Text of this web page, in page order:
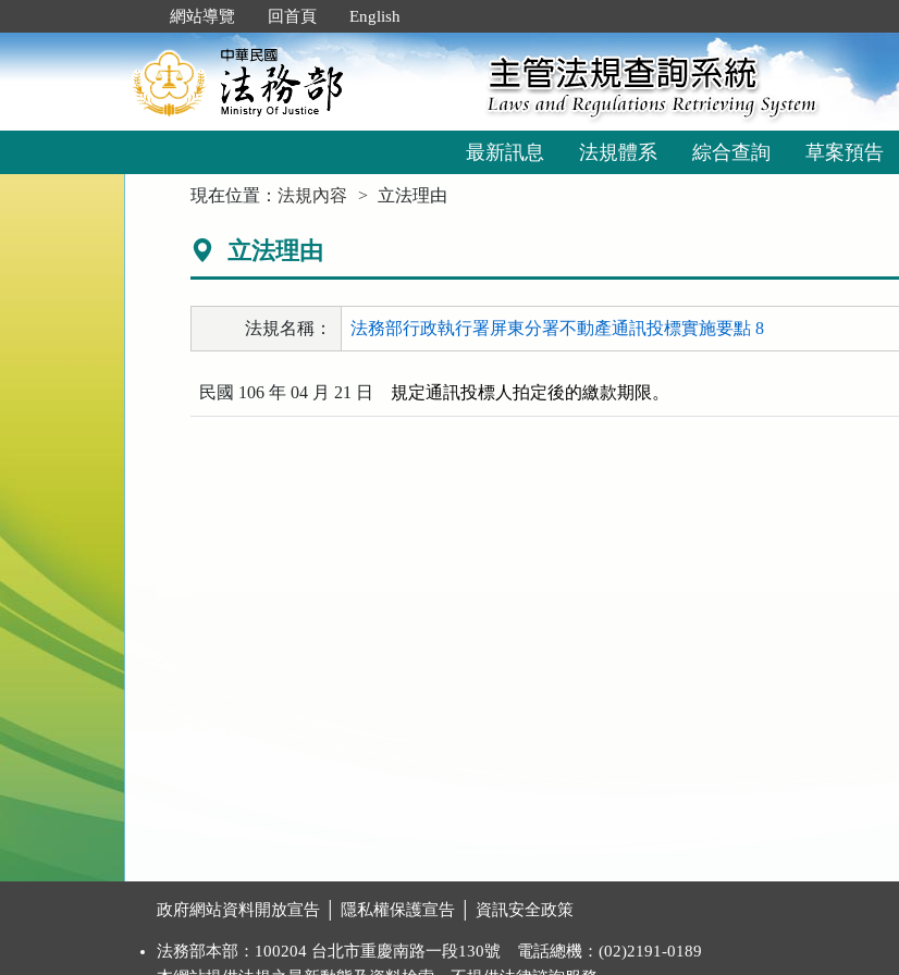
到
主
要
網站導覽 回首頁 English
最新訊息 法規體系 綜合查詢 草案預告
現在位置：法規內容 立法理由
立法理由
法規名稱： 法務部行政執行署屏東分署不動產通訊投標實施要點 8
民國 106 年 04 月 21 日 規定通訊投標人拍定後的繳款期限。
政府網站資料開放宣告 隱私權保護宣告 資訊安全政策
法務部本部：100204 台北市重慶南路一段130號 電話總機：(02)2191-0189